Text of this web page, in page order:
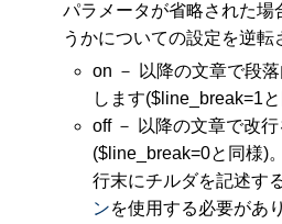
パラメータが省略された場
うかについての設定を逆転
on － 以降の文章で段
します($line_break=1と
off － 以降の文章で改
($line_break=0と同様)
行末にチルダを記述す
ンを使用する必要があ